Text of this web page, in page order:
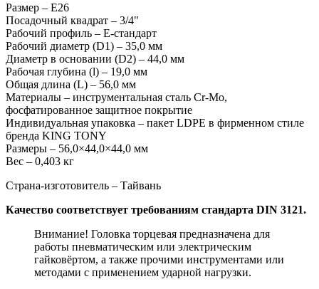
Размер – E26
Посадочный квадрат – 3/4"
Рабочий профиль – Е-стандарт
Рабочий диаметр (D1) – 35,0 мм
Диаметр в основании (D2) – 44,0 мм
Рабочая глубина (l) – 19,0 мм
Общая длина (L) – 56,0 мм
Материалы – инструментальная сталь Cr-Mo,
фосфатированное защитное покрытие
Индивидуальная упаковка – пакет LDPE в фирменном стиле
бренда KING TONY
Размеры – 56,0×44,0×44,0 мм
Вес – 0,403 кг
Страна-изготовитель – Тайвань
Качество соответствует требованиям стандарта DIN 3121.
Внимание! Головка торцевая предназначена для
работы пневматическим или электрическим
гайковёртом, а также прочими инструментами или
методами с применением ударной нагрузки.